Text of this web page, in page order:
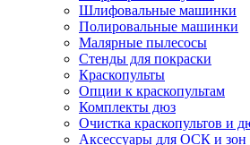
Шлифовальные машинки
Полировальные машинки
Малярные пылесосы
Стенды для покраски
Краскопульты
Опции к краскопультам
Комплекты дюз
Очистка краскопультов и
Аксессуары для ОСК и зон